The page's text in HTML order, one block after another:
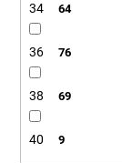
34 64
36 76
38 69
40 9